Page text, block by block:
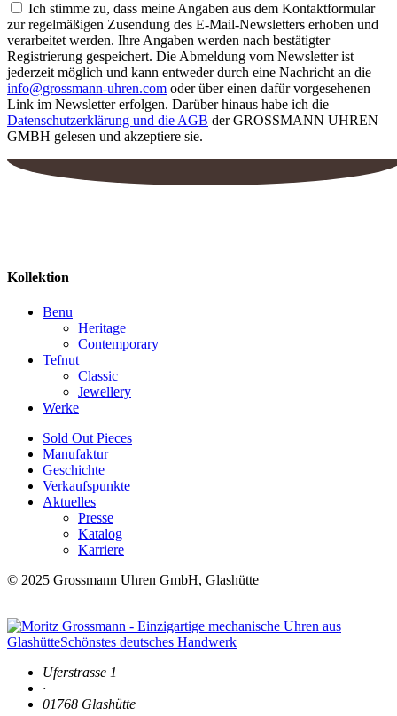
Ich stimme zu, dass meine Angaben aus dem Kontaktformular
zur regelmäßigen Zusendung des E-Mail-Newsletters erhoben und
verarbeitet werden. Ihre Angaben werden nach bestätigter
Registrierung gespeichert. Die Abmeldung vom Newsletter ist
jederzeit möglich und kann entweder durch eine Nachricht an die
info@grossmann-uhren.com oder über einen dafür vorgesehenen
Link im Newsletter erfolgen. Darüber hinaus habe ich die
Datenschutzerklärung und die AGB der GROSSMANN UHREN
GMBH gelesen und akzeptiere sie.
Kollektion
Benu
Heritage
Contemporary
Tefnut
Classic
Jewellery
Werke
Sold Out Pieces
Manufaktur
Geschichte
Verkaufspunkte
Aktuelles
Presse
Katalog
Karriere
© 2025 Grossmann Uhren GmbH, Glashütte
Uferstrasse 1
·
01768 Glashütte